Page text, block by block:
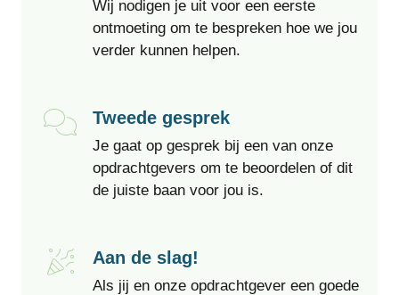
Wij nodigen je uit voor een eerste
ontmoeting om te bespreken hoe we jou
verder kunnen helpen.
Tweede gesprek
Je gaat op gesprek bij een van onze
opdrachtgevers om te beoordelen of dit
de juiste baan voor jou is.
Aan de slag!
Als jij en onze opdrachtgever een goede